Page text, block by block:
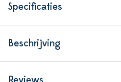
Specificaties
Beschrijving